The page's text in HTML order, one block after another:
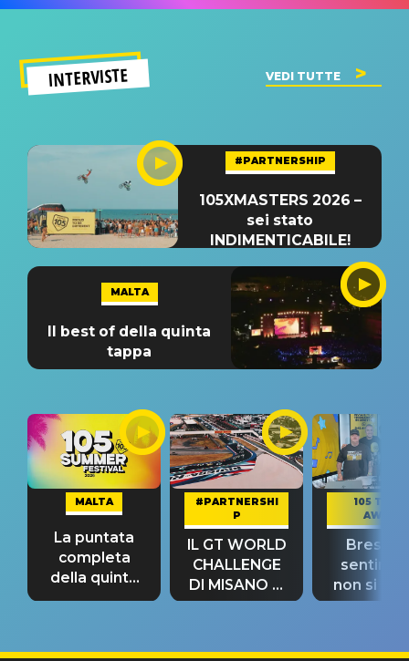
INTERVISTE VEDI TUTTE
#PARTNERSHIP
105XMASTERS 2026 –
sei stato
INDIMENTICABILE!
MALTA
Il best of della quinta
tappa
MALTA
La puntata
completa
della quinta
tappa
#PARTNERSHI
P
IL GT WORLD
CHALLENGE
DI MISANO si
riconferma
105 TAKE
AWAY
Bresh:
non si
fino alla